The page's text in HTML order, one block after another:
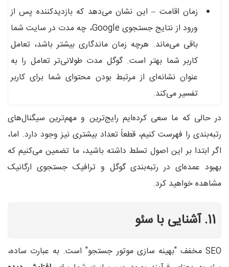
زمان اقامت – این نشان می‌دهد که بازدیدکننده پس از
ورود از نتایج جستجوی Google، چه مدت در سایت شما
باقی می‌ماند. هرچه زمان ماندگاری بیشتر باشد، تعامل
کاربر شما بهتر است. گوگل مدت طولانی‌تر تعامل را به
عنوان نشانه‌ای از مرتبط بودن محتوای شما برای کاربر
تفسیر می‌کند.
در حالی که ما سعی کرده‌ایم رایج‌ترین و مهم‌ترین سیگنال‌های
رتبه‌بندی را فهرست کنیم، قطعاً تعداد بیشتری نیز وجود دارد. اما،
اگر ابتدا بر این اصول تسلط داشته باشید، ما تضمین می‌کنیم که
بهبود عمده‌ای در رتبه‌بندی گوگل و ترافیک جستجوی ارگانیک
مشاهده خواهید کرد.
11. آشنایی با سئو
SEO مخفف "بهینه سازی موتور جستجو" است. به عبارت ساده،